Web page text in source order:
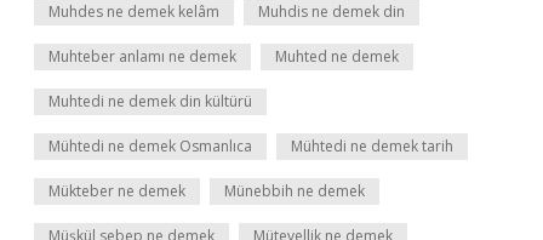
Muhdes ne demek kelâm Muhdis ne demek din
Muhteber anlamı ne demek Muhted ne demek
Muhtedi ne demek din kültürü
Mühtedi ne demek Osmanlıca Mühtedi ne demek tarih
Mükteber ne demek Münebbih ne demek
Müşkül sebep ne demek Mütevellik ne demek